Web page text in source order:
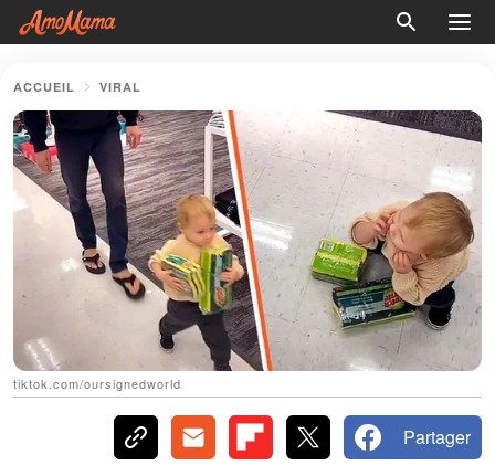
ACCUEIL VIRAL
tiktok.com/oursignedworld
Partager